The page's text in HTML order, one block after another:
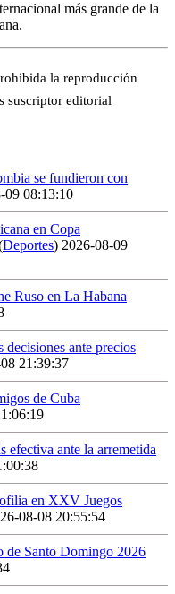
más grande de la
la reproducción
suscriptor editorial
se fundieron con
09 08:13:10
en Copa
Deportes) 2026-08-09
Ruso en La Habana
ante precios
21:39:37
de Cuba
efectiva ante la arremetida
en XXV Juegos
08-08 20:55:54
de Santo Domingo 2026